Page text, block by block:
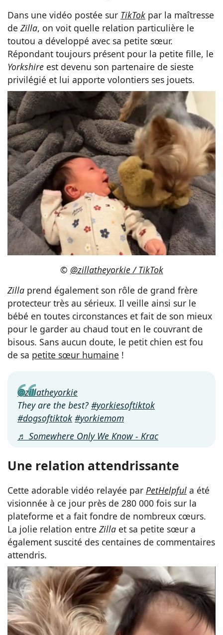
Dans une vidéo postée sur TikTok par la maîtresse
de Zilla, on voit quelle relation particulière le
toutou a développé avec sa petite sœur.
Répondant toujours présent pour la petite fille, le
Yorkshire est devenu son partenaire de sieste
privilégié et lui apporte volontiers ses jouets.
© @zillatheyorkie / TikTok
Zilla prend également son rôle de grand frère
protecteur très au sérieux. Il veille ainsi sur le
bébé en toutes circonstances et fait de son mieux
pour le garder au chaud tout en le couvrant de
bisous. Sans aucun doute, le petit chien est fou
de sa petite sœur humaine !
@zillatheyorkie
They are the best? #yorkiesoftiktok
#dogsoftiktok #yorkiemom
♬ Somewhere Only We Know - Krac
Une relation attendrissante
Cette adorable vidéo relayée par PetHelpful a été
visionnée à ce jour près de 280 000 fois sur la
plateforme et a fait fondre de nombreux cœurs.
La jolie relation entre Zilla et sa petite sœur a
également suscité des centaines de commentaires
attendris.